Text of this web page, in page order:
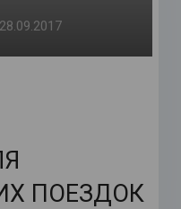
28.09.2017
ПОЕЗДОК